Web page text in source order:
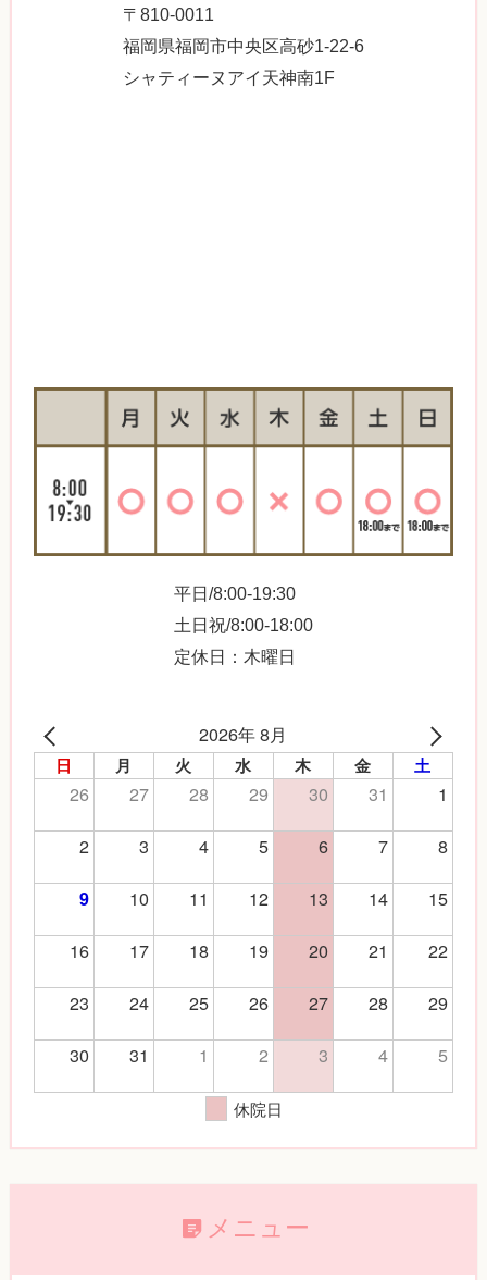
〒810-0011
福岡県福岡市中央区高砂1-22-6
シャティーヌアイ天神南1F
平日/8:00-19:30
土日祝/8:00-18:00
定休日：木曜日
2026年 8月
日 月 火 水 木 金 土
26 27 28 29 30 31
1
2
3 4 5 6 7 8
9 10 11 12 13 14
15
16
17 18 19 20 21
22
23
24 25 26 27 28
29
30
31 1 2 3 4 5
休院日
メニュー